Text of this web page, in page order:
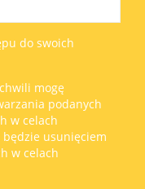
do swoich
mogę
podanych
w celach
będzie usunięciem
w celach